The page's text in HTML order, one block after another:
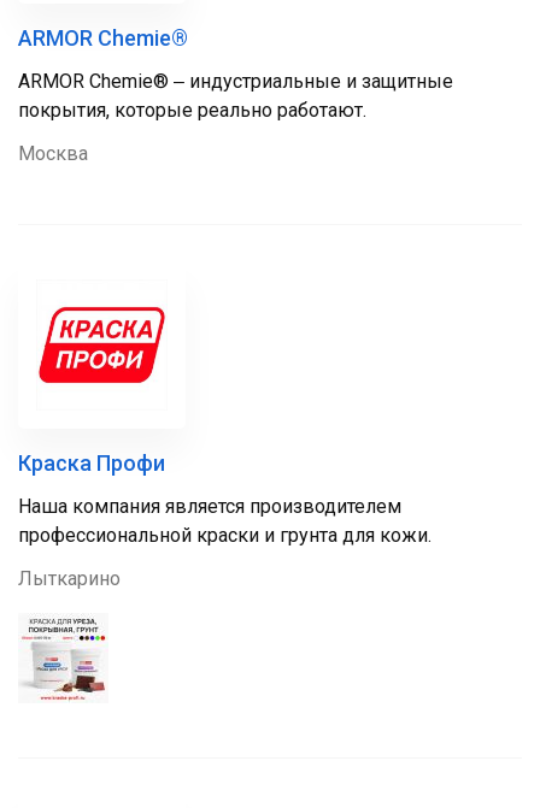
ARMOR Chemie®
ARMOR Chemie® ‒ индустриальные и защитные
покрытия, которые реально работают.
Москва
Краска Профи
Наша компания является производителем
профессиональной краски и грунта для кожи.
Лыткарино